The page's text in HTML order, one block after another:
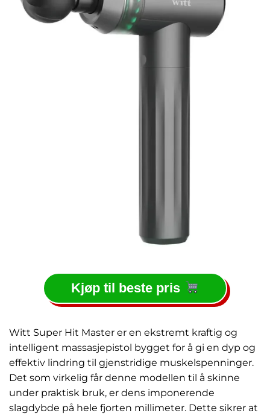
Kjøp til beste pris
Witt Super Hit Master er en ekstremt kraftig og
intelligent massasjepistol bygget for å gi en dyp og
effektiv lindring til gjenstridige muskelspenninger.
Det som virkelig får denne modellen til å skinne
under praktisk bruk, er dens imponerende
slagdybde på hele fjorten millimeter. Dette sikrer at